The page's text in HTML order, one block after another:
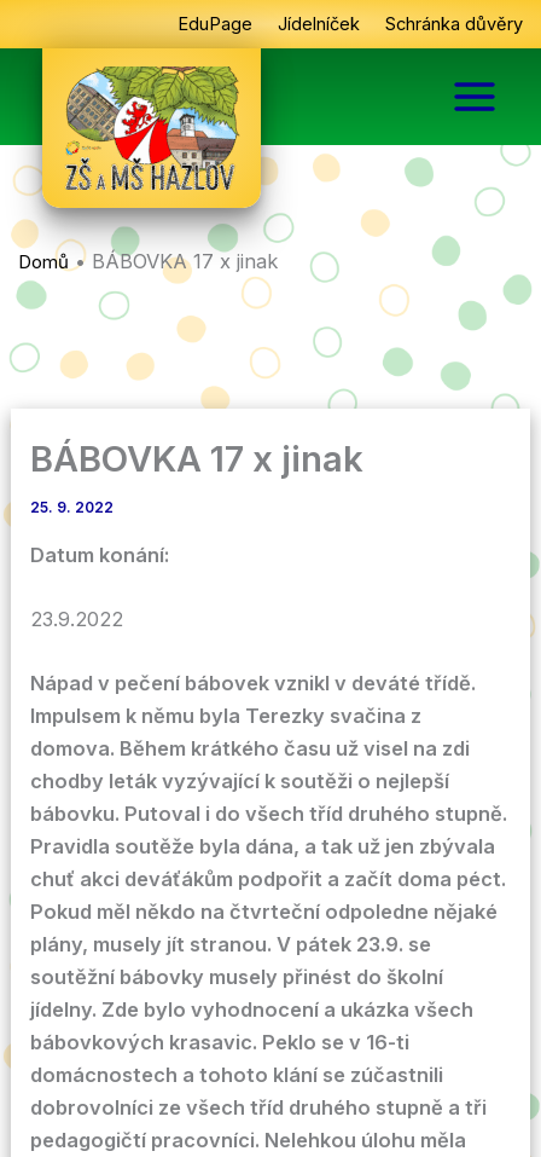
na
EduPage Jídelníček Schránka důvěry
Domů • BÁBOVKA 17 x jinak
BÁBOVKA 17 x jinak
25. 9. 2022
Datum konání:
23.9.2022
Nápad v pečení bábovek vznikl v deváté třídě.
Impulsem k němu byla Terezky svačina z
domova. Během krátkého času už visel na zdi
chodby leták vyzývající k soutěži o nejlepší
bábovku. Putoval i do všech tříd druhého stupně.
Pravidla soutěže byla dána, a tak už jen zbývala
chuť akci deváťákům podpořit a začít doma péct.
Pokud měl někdo na čtvrteční odpoledne nějaké
plány, musely jít stranou. V pátek 23.9. se
soutěžní bábovky musely přinést do školní
jídelny. Zde bylo vyhodnocení a ukázka všech
bábovkových krasavic. Peklo se v 16-ti
domácnostech a tohoto klání se zúčastnili
dobrovolníci ze všech tříd druhého stupně a tři
pedagogičtí pracovníci. Nelehkou úlohu měla